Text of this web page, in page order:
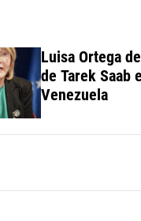
Luisa Ortega
de Tarek Saab
Venezuela